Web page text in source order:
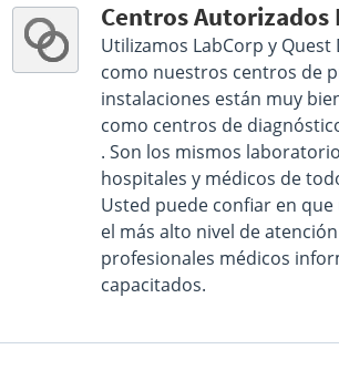
Centros Autorizados
Utilizamos LabCorp y Quest
como nuestros centros de
instalaciones están muy
como centros de
. Son los mismos
hospitales y médicos de
Usted puede confiar en
el más alto nivel de
profesionales médicos
capacitados.